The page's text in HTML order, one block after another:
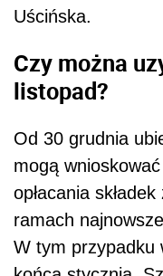
Uścińska.
Czy można
listopad?
Od 30 grudnia
mogą
opłacania
ramach
W tym przypadku